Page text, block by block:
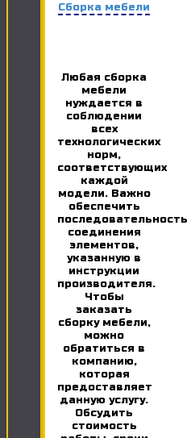
Сборка мебели
Любая сборка
мебели
нуждается в
соблюдении
всех
технологических
норм,
соответствующих
каждой
модели. Важно
обеспечить
последовательность
соединения
элементов,
указанную в
инструкции
производителя.
Чтобы
заказать
сборку мебели,
можно
обратиться в
компанию,
которая
предоставляет
данную услугу.
Обсудить
стоимость